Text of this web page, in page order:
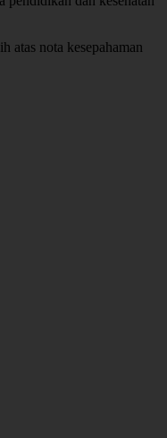
atas nota kesepahaman